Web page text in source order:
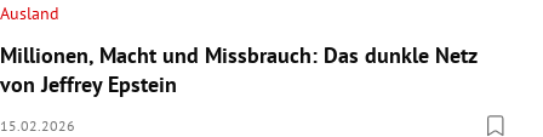
Ausland
Millionen, Macht und Missbrauch: Das dunkle Netz
von Jeffrey Epstein
15.02.2026